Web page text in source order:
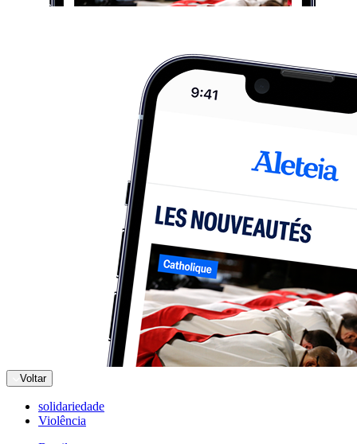
Voltar
solidariedade
Violência